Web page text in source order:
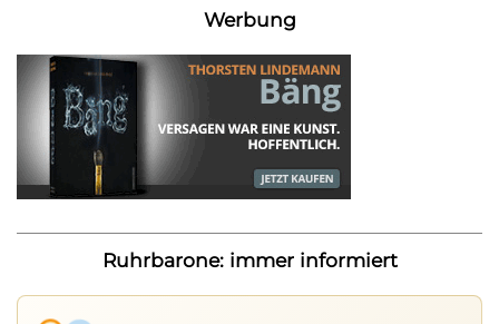
Werbung
Ruhrbarone: immer informiert